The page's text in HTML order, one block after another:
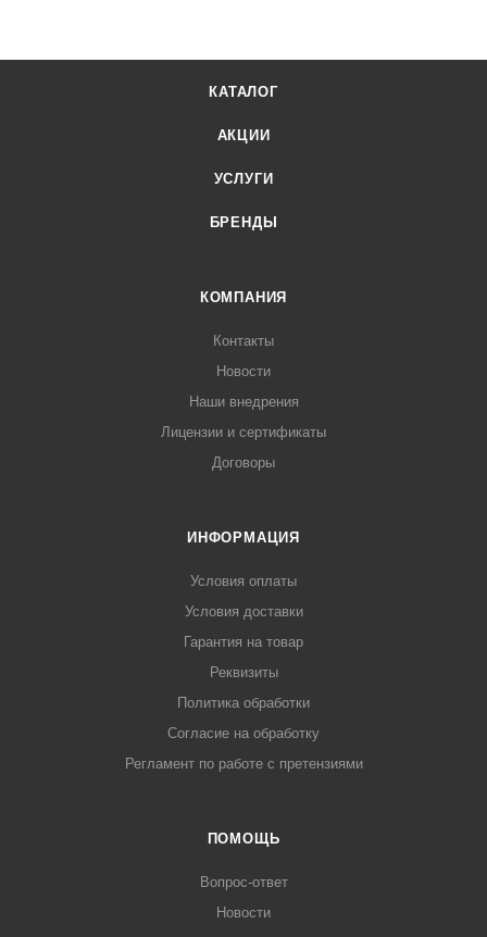
КАТАЛОГ
АКЦИИ
УСЛУГИ
БРЕНДЫ
КОМПАНИЯ
Контакты
Новости
Наши внедрения
Лицензии и сертификаты
Договоры
ИНФОРМАЦИЯ
Условия оплаты
Условия доставки
Гарантия на товар
Реквизиты
Политика обработки
Согласие на обработку
Регламент по работе с претензиями
ПОМОЩЬ
Вопрос-ответ
Новости